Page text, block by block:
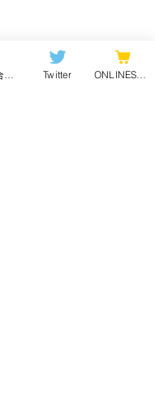
お問い合わせフォーム Twitter